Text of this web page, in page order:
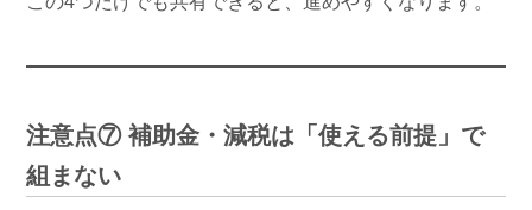
注意点⑦ 補助金・減税は「使える前提」で
組まない